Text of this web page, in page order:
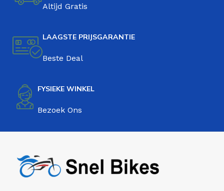
Altijd Gratis
LAAGSTE PRIJSGARANTIE
Beste Deal
FYSIEKE WINKEL
Bezoek Ons